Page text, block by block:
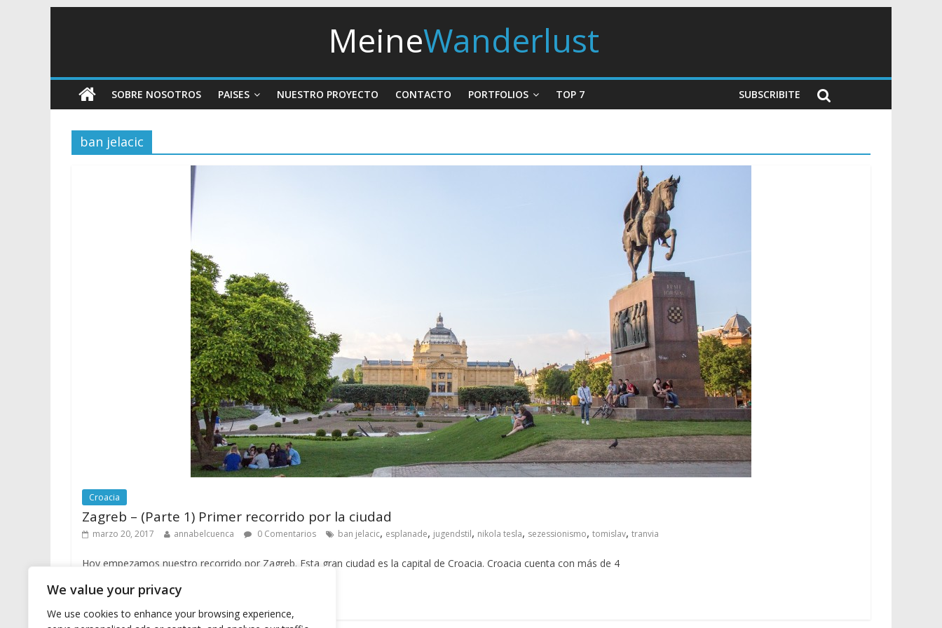
We value your privacy
We use cookies to enhance your browsing experience,
MeineWanderlust
SOBRE NOSOTROS PAISES NUESTRO PROYECTO CONTACTO PORTFOLIOS TOP 7 SUBSCRIBITE
ban jelacic
Croacia
Zagreb – (Parte 1) Primer recorrido por la ciudad
marzo 20, 2017 annabelcuenca 0 Comentarios ban jelacic, esplanade, jugendstil, nikola tesla, sezessionismo, tomislav, tranvia
Hoy empezamos nuestro recorrido por Zagreb. Esta gran ciudad es la capital de Croacia. Croacia cuenta con más de 4
Leer más